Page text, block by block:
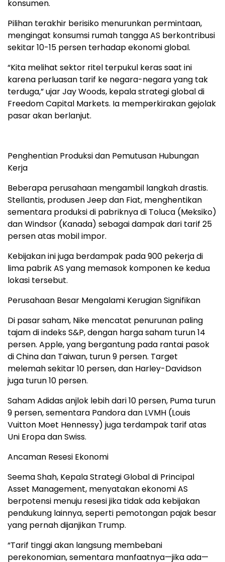
konsumen.
Pilihan terakhir berisiko menurunkan permintaan,
mengingat konsumsi rumah tangga AS berkontribusi
sekitar 10-15 persen terhadap ekonomi global.
“Kita melihat sektor ritel terpukul keras saat ini
karena perluasan tarif ke negara-negara yang tak
terduga,” ujar Jay Woods, kepala strategi global di
Freedom Capital Markets. Ia memperkirakan gejolak
pasar akan berlanjut.
Penghentian Produksi dan Pemutusan Hubungan
Kerja
Beberapa perusahaan mengambil langkah drastis.
Stellantis, produsen Jeep dan Fiat, menghentikan
sementara produksi di pabriknya di Toluca (Meksiko)
dan Windsor (Kanada) sebagai dampak dari tarif 25
persen atas mobil impor.
Kebijakan ini juga berdampak pada 900 pekerja di
lima pabrik AS yang memasok komponen ke kedua
lokasi tersebut.
Perusahaan Besar Mengalami Kerugian Signifikan
Di pasar saham, Nike mencatat penurunan paling
tajam di indeks S&P, dengan harga saham turun 14
persen. Apple, yang bergantung pada rantai pasok
di China dan Taiwan, turun 9 persen. Target
melemah sekitar 10 persen, dan Harley-Davidson
juga turun 10 persen.
Saham Adidas anjlok lebih dari 10 persen, Puma turun
9 persen, sementara Pandora dan LVMH (Louis
Vuitton Moet Hennessy) juga terdampak tarif atas
Uni Eropa dan Swiss.
Ancaman Resesi Ekonomi
Seema Shah, Kepala Strategi Global di Principal
Asset Management, menyatakan ekonomi AS
berpotensi menuju resesi jika tidak ada kebijakan
pendukung lainnya, seperti pemotongan pajak besar
yang pernah dijanjikan Trump.
“Tarif tinggi akan langsung membebani
perekonomian, sementara manfaatnya—jika ada—